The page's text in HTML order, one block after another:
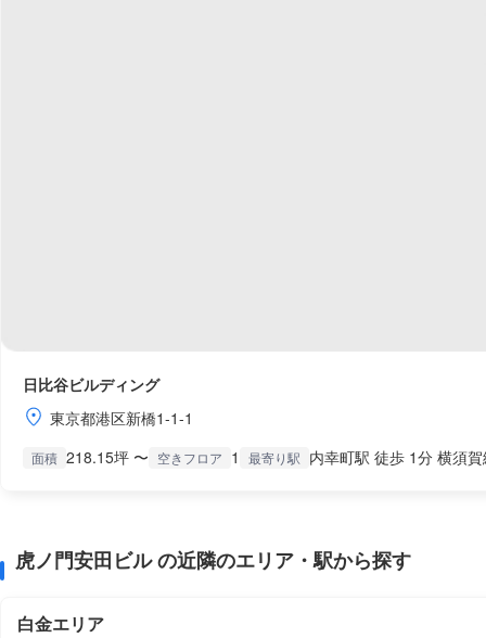
日比谷ビルディング
東京都港区新橋1-1-1
面積 218.15坪 〜 空きフロア 1 最寄り駅 内幸町駅 徒歩 1分 横須
虎ノ門安田ビル の近隣のエリア・駅から探す
白金エリア